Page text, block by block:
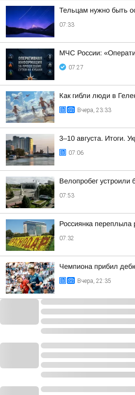
Тельцам нужно быть
07:33
МЧС России:
07:27
Как гибли люди в
Вчера, 23:33
3–10 августа. Итоги.
07:06
Велопробег устроили
07:53
Россиянка переплыла
07:32
Чемпиона прибил
Вчера, 22:35